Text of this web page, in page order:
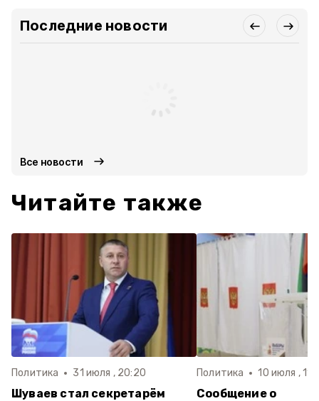
Последние новости
Все новости
Читайте также
Политика 31 июля , 20:20
Шуваев стал секретарём
Политика 10 июля ,
Сообщение о